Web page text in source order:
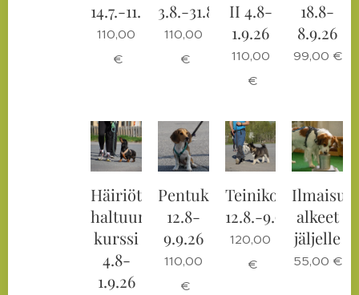
14.7.-11.8.26
110,00
€
3.8.-31.8.26
110,00
€
II 4.8-
1.9.26
110,00
€
18.8-
8.9.26
99,00 €
Häiriöt
haltuun
kurssi
4.8-
1.9.26
Pentukurssi
12.8-
9.9.26
110,00
€
Teinikoirakurssi
12.8.-9.9.26
120,00
€
Ilmaisun
alkeet
jäljelle
55,00 €